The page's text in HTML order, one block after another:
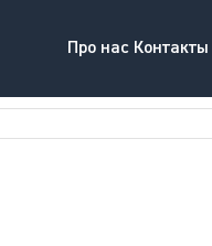
Про нас Контакты